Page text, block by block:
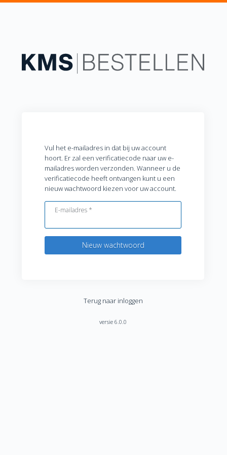
Vul het e-mailadres in dat bij uw account
hoort. Er zal een verificatiecode naar uw e-
mailadres worden verzonden. Wanneer u de
verificatiecode heeft ontvangen kunt u een
nieuw wachtwoord kiezen voor uw account.
E-mailadres *
Nieuw wachtwoord
Terug naar inloggen
versie 6.0.0